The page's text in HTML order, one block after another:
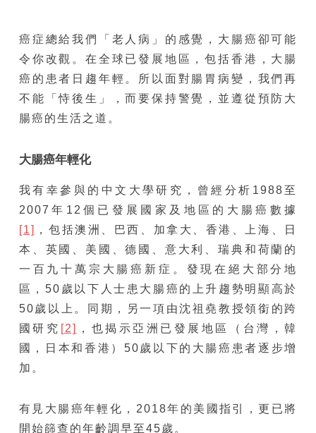
癌症總給我們「老人病」的感覺，大腸癌卻可能
令你改觀。在全球已發展地區，包括香港，大腸
癌的患者日趨年輕。所以面對腸胃病變，我們再
不能「恃後生」，而要保持警覺，並遵從預防大
腸癌的生活之道。
大腸癌年輕化
我有幸參與的中文大學研究，曾經分析1988至
2007年12個已發展國家及地區的大腸癌數據
[1]
，包括澳洲、巴西、加拿大、香港、上海、日
本、英國、美國、德國、意大利、瑞典和荷蘭的
一百九十萬宗大腸癌新症。發現在絕大部分地
區，50歲以下人士患大腸癌的上升趨勢明顯高於
50歲以上。同期，另一項由沈祖堯教授領銜的跨
國研究 [2]
，也揭示亞洲已發展地區（台灣，韓
國，日本和香港）50歲以下的大腸癌患者逐步增
加。
有見大腸癌年輕化，2018年的美國指引，更已將
開始篩查的年齡調早至45歲。